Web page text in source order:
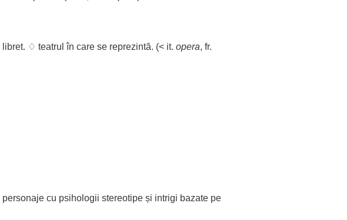
libret. ♢ teatrul în care se reprezintă. (< it. opera, fr.
personaje cu psihologii stereotipe și intrigi bazate pe